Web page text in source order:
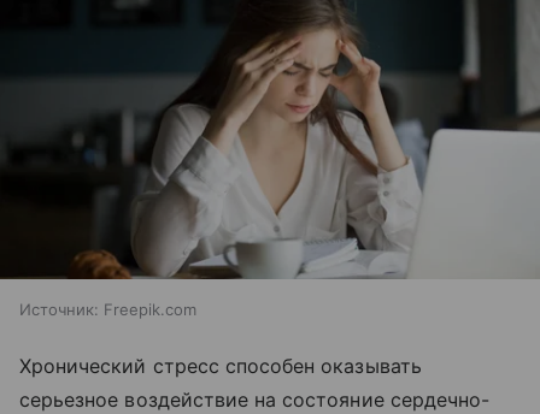
Источник: Freepik.com
Хронический стресс способен оказывать
серьезное воздействие на состояние сердечно-